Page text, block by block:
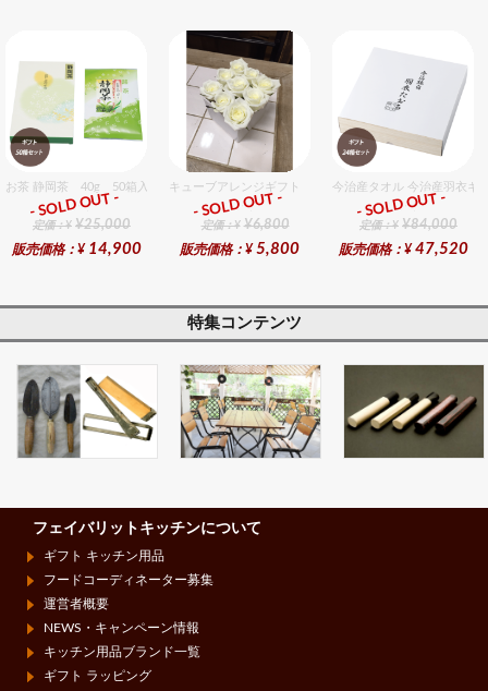
お茶 静岡茶 40g 50箱入セット
ギフト
定価：¥ ¥25,000
販売価格：¥ 14,900
- SOLD OUT -
キューブアレンジギフト ホワイト
ギフト
定価：¥ ¥6,800
販売価格：¥ 5,800
- SOLD OUT -
今治産タオル 今治産羽衣
ギフト
定価：¥ ¥84,000
販売価格：¥ 47,520
- SOLD OUT -
特集コンテンツ
フェイバリットキッチンについて
ギフト キッチン用品
フードコーディネーター募集
運営者概要
NEWS・キャンペーン情報
キッチン用品ブランド一覧
ギフト ラッピング